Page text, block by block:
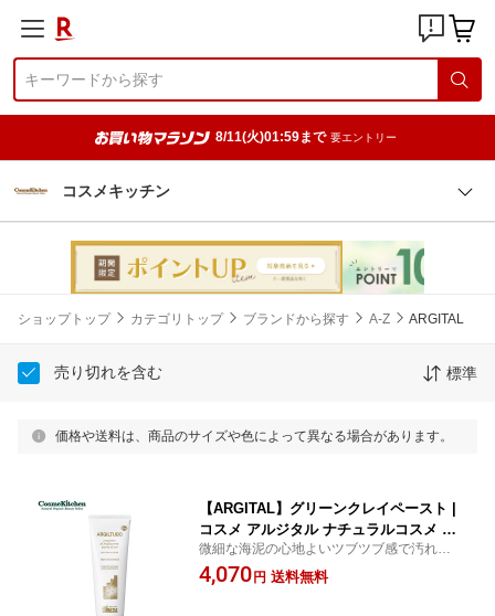
8/11(火)01:59まで 要エントリー
コスメキッチン
ショップトップ カテゴリトップ ブランドから探す A-Z ARGITAL
売り切れを含む 標準
価格や送料は、商品のサイズや色によって異なる場合があります。
【ARGITAL】グリーンクレイペースト |
コスメ アルジタル ナチュラルコスメ ス
キンケア クレイマスク パック 毛穴 有
機ハーブエキス 小鼻 黒ずみ くすみ 顔
微細な海泥の心地よいツブツブ感で汚れや
古い角質を吸着してツルツルに。
4,070円 送料無料